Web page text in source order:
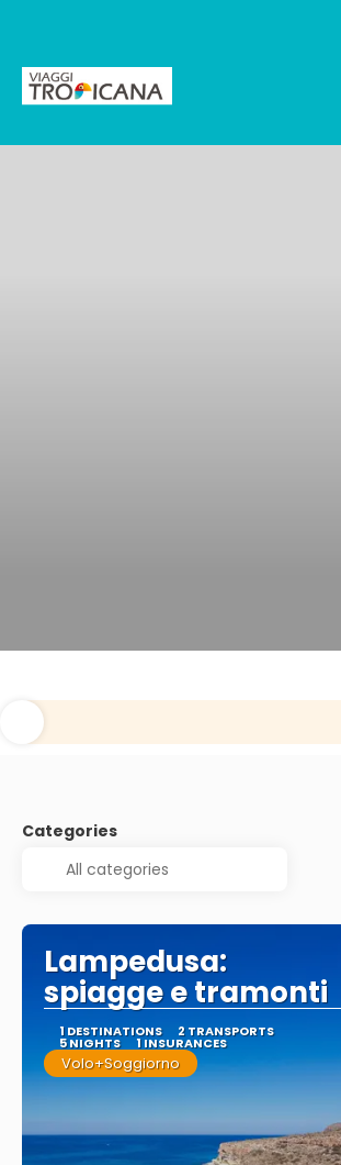
Categories
Lampedusa:
spiagge e tramonti
1 DESTINATIONS 2 TRANSPORTS
5 NIGHTS 1 INSURANCES
Volo+Soggiorno